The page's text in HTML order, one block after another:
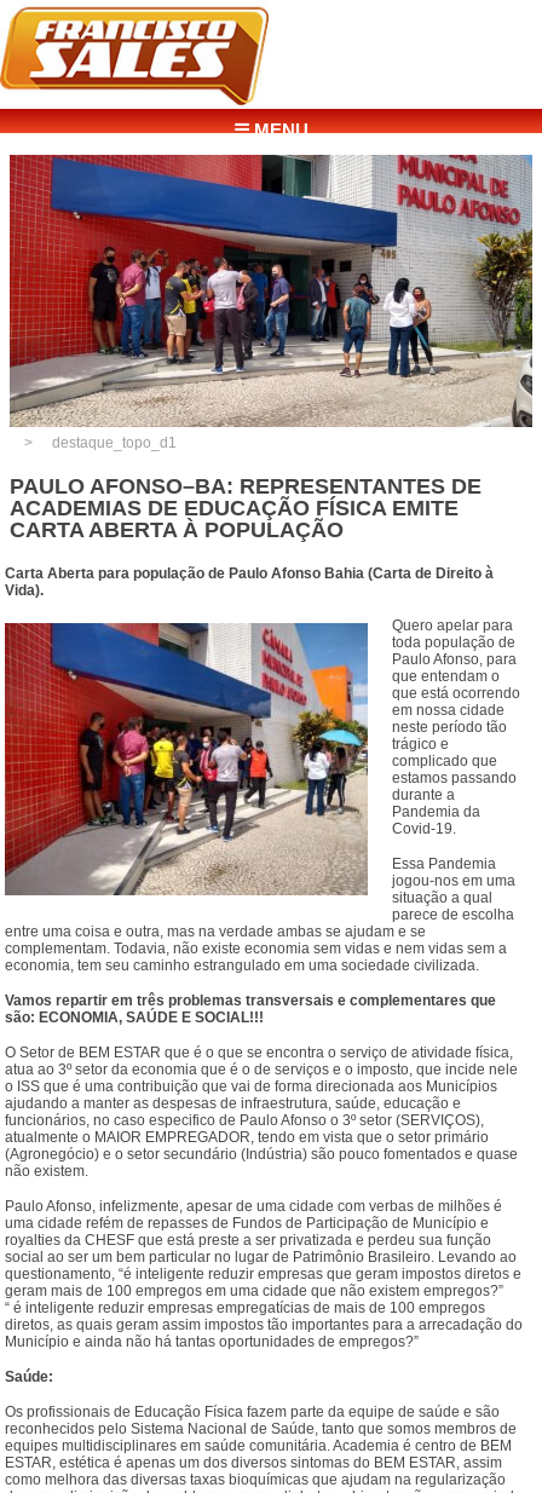
☰ MENU
destaque_topo_d1
PAULO AFONSO–BA: REPRESENTANTES DE
ACADEMIAS DE EDUCAÇÃO FÍSICA EMITE
CARTA ABERTA À POPULAÇÃO
Carta Aberta para população de Paulo Afonso Bahia (Carta de Direito à
Vida).
Quero apelar para
toda população de
Paulo Afonso, para
que entendam o
que está ocorrendo
em nossa cidade
neste período tão
trágico e
complicado que
estamos passando
durante a
Pandemia da
Covid-19.
Essa Pandemia
jogou-nos em uma
situação a qual
parece de escolha
entre uma coisa e outra, mas na verdade ambas se ajudam e se
complementam. Todavia, não existe economia sem vidas e nem vidas sem a
economia, tem seu caminho estrangulado em uma sociedade civilizada.
Vamos repartir em três problemas transversais e complementares que
são: ECONOMIA, SAÚDE E SOCIAL!!!
O Setor de BEM ESTAR que é o que se encontra o serviço de atividade física,
atua ao 3º setor da economia que é o de serviços e o imposto, que incide nele
o ISS que é uma contribuição que vai de forma direcionada aos Municípios
ajudando a manter as despesas de infraestrutura, saúde, educação e
funcionários, no caso especifico de Paulo Afonso o 3º setor (SERVIÇOS),
atualmente o MAIOR EMPREGADOR, tendo em vista que o setor primário
(Agronegócio) e o setor secundário (Indústria) são pouco fomentados e quase
não existem.
Paulo Afonso, infelizmente, apesar de uma cidade com verbas de milhões é
uma cidade refém de repasses de Fundos de Participação de Município e
royalties da CHESF que está preste a ser privatizada e perdeu sua função
social ao ser um bem particular no lugar de Patrimônio Brasileiro. Levando ao
questionamento, “é inteligente reduzir empresas que geram impostos diretos e
geram mais de 100 empregos em uma cidade que não existem empregos?”
“ é inteligente reduzir empresas empregatícias de mais de 100 empregos
diretos, as quais geram assim impostos tão importantes para a arrecadação do
Município e ainda não há tantas oportunidades de empregos?”
Saúde:
Os profissionais de Educação Física fazem parte da equipe de saúde e são
reconhecidos pelo Sistema Nacional de Saúde, tanto que somos membros de
equipes multidisciplinares em saúde comunitária. Academia é centro de BEM
ESTAR, estética é apenas um dos diversos sintomas do BEM ESTAR, assim
como melhora das diversas taxas bioquímicas que ajudam na regularização